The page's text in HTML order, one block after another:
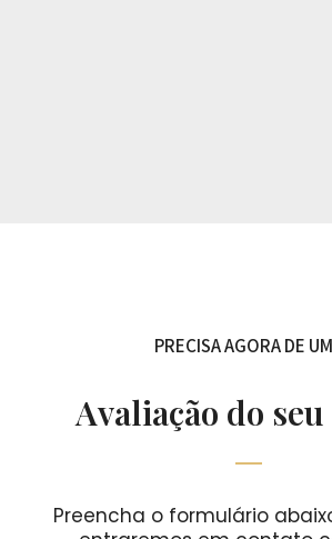
PRECISA AGORA DE
Avaliação do seu
Preencha o formulário